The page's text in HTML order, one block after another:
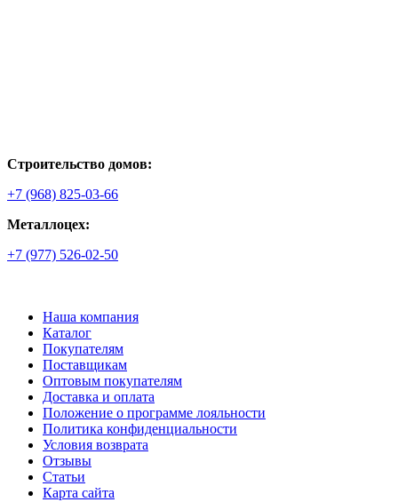
Строительство домов:
+7 (968) 825-03-66
Металлоцех:
+7 (977) 526-02-50
Наша компания
Каталог
Покупателям
Поставщикам
Оптовым покупателям
Доставка и оплата
Положение о программе лояльности
Политика конфиденциальности
Условия возврата
Отзывы
Статьи
Карта сайта